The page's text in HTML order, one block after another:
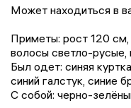
Может находиться в
Приметы: рост 120
волосы светло-русые,
Был одет: синяя
синий галстук, синие
С собой: черно-